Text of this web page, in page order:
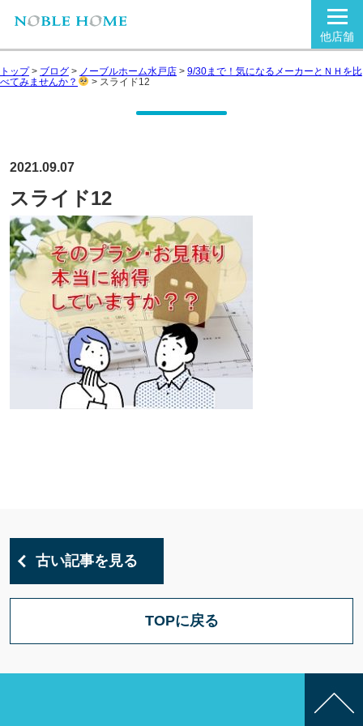
他店舗
トップ> ブログ > ノーブルホーム水戸店 > 9/30まで！気になるメーカーとＮＨを比
べてみませんか？
> スライド12
2021.09.07
スライド12
古い記事を見る
TOPに戻る